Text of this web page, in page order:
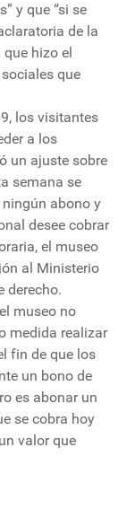
y que “si se
de la
hizo el
que
los visitantes
a los
un ajuste sobre
semana se
abono y
desee cobrar
el museo
al Ministerio
derecho.
museo no
medida realizar
fin de que los
un bono de
es abonar un
se cobra hoy
valor que